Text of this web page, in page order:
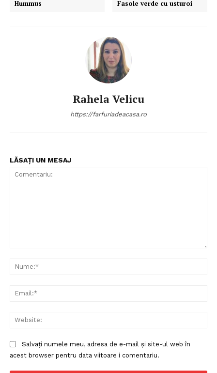
Contact
Despre mine
Hummus Fasole verde cu usturoi
Rahela Velicu
https://farfuriadeacasa.ro
LĂSAȚI UN MESAJ
Salvați numele meu, adresa de e-mail și site-ul web în
acest browser pentru data viitoare i comentariu.